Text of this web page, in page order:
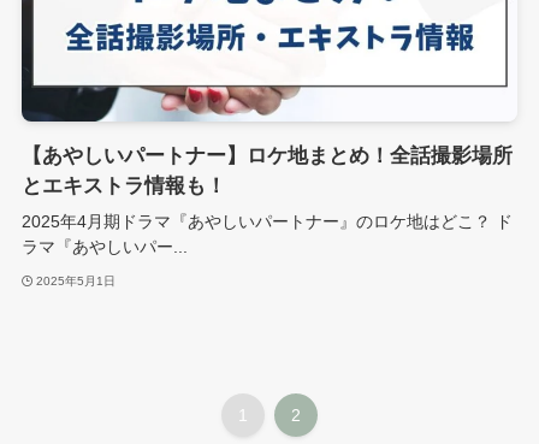
【あやしいパートナー】ロケ地まとめ！全話撮影場所
とエキストラ情報も！
2025年4月期ドラマ『あやしいパートナー』のロケ地はどこ？ ド
ラマ『あやしいパー...
2025年5月1日
1 2